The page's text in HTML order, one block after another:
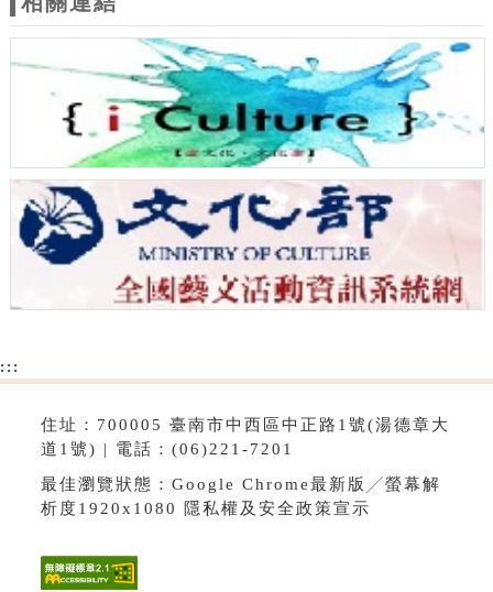
:::
住址：700005 臺南市中西區中正路1號(湯德章大
道1號) | 電話：(06)221-7201
最佳瀏覽狀態：Google Chrome最新版╱螢幕解
析度1920x1080 隱私權及安全政策宣示